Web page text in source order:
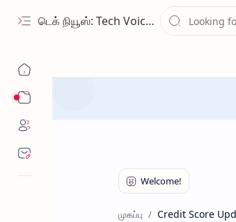
டெக் நியூஸ்: Tech Voice Tamil - தமிழ் டெக் & 2026 AI செய்திகள்.
முகப்பு Credit Score